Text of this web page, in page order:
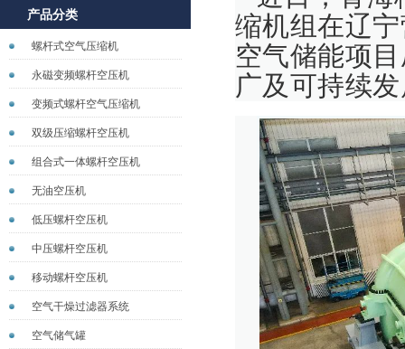
产品分类
螺杆式空气压缩机
永磁变频螺杆空压机
变频式螺杆空气压缩机
双级压缩螺杆空压机
组合式一体螺杆空压机
无油空压机
低压螺杆空压机
中压螺杆空压机
移动螺杆空压机
空气干燥过滤器系统
空气储气罐
缩机组在辽
空气储能项
广及可持续